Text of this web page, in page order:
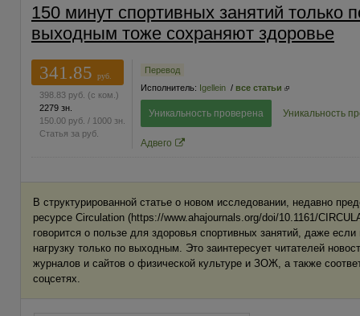
150 минут спортивных занятий только
выходным тоже сохраняют здоровье
341.85
руб.
398.83 руб. (с ком.)
2279 зн.
150.00 руб. / 1000 зн.
Статья за руб.
Перевод
Исполнитель: Igellein / все статьи
Уникальность проверена Уникальность
Адвего
В структурированной статье о новом исследовании, недавно
ресурсе Circulation (https://www.ahajournals.org/doi/10.1161/
говорится о пользе для здоровья спортивных занятий, даже
нагрузку только по выходным. Это заинтересует читателей
журналов и сайтов о физической культуре и ЗОЖ, а также
соцсетях.